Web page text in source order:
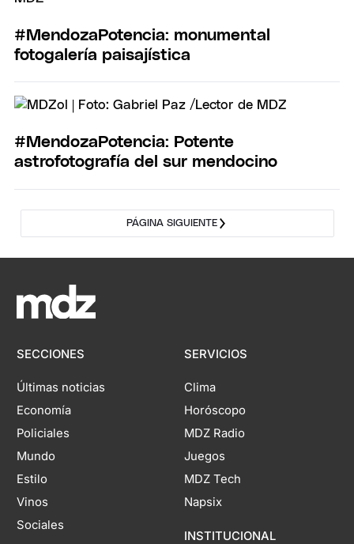
#MendozaPotencia: monumental
fotogalería paisajística
#MendozaPotencia: Potente
astrofotografía del sur mendocino
PÁGINA SIGUIENTE
SECCIONES
Últimas noticias
Economía
Policiales
Mundo
Estilo
Vinos
Sociales
SERVICIOS
Clima
Horóscopo
MDZ Radio
Juegos
MDZ Tech
Napsix
INSTITUCIONAL